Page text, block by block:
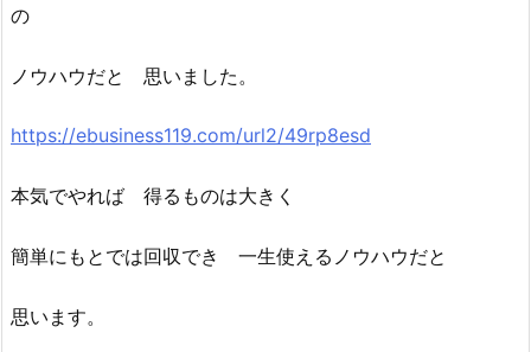
の
ノウハウだと 思いました。
https://ebusiness119.com/url2/49rp8esd
本気でやれば 得るものは大きく
簡単にもとでは回収でき 一生使えるノウハウだと
思います。